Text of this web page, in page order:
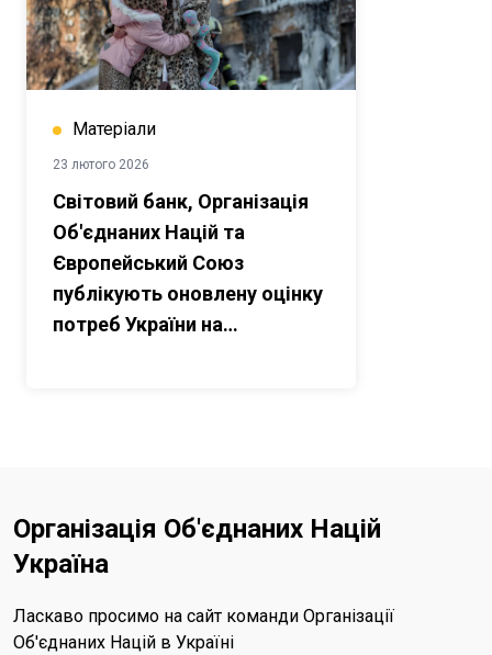
Матеріали
23 лютого 2026
Світовий банк, Організація
Об'єднаних Націй та
Європейський Союз
публікують оновлену оцінку
потреб України на
Організація Об'єднаних Націй
Україна
Ласкаво просимо на сайт команди Організації
Об'єднаних Націй в Україні